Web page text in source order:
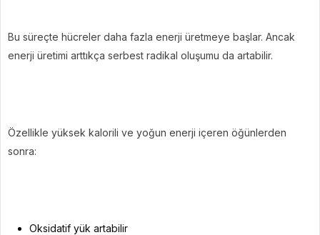
Bu süreçte hücreler daha fazla enerji üretmeye başlar. Ancak
enerji üretimi arttıkça serbest radikal oluşumu da artabilir.
Özellikle yüksek kalorili ve yoğun enerji içeren öğünlerden
sonra:
Oksidatif yük artabilir